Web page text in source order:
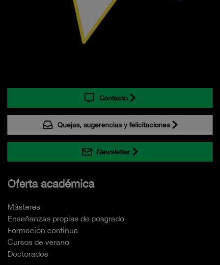
Contacto
Quejas, sugerencias y felicitaciones
Newsletter
Oferta académica
Másteres
Enseñanzas propias de posgrado
Formación continua
Cursos de verano
Doctorados